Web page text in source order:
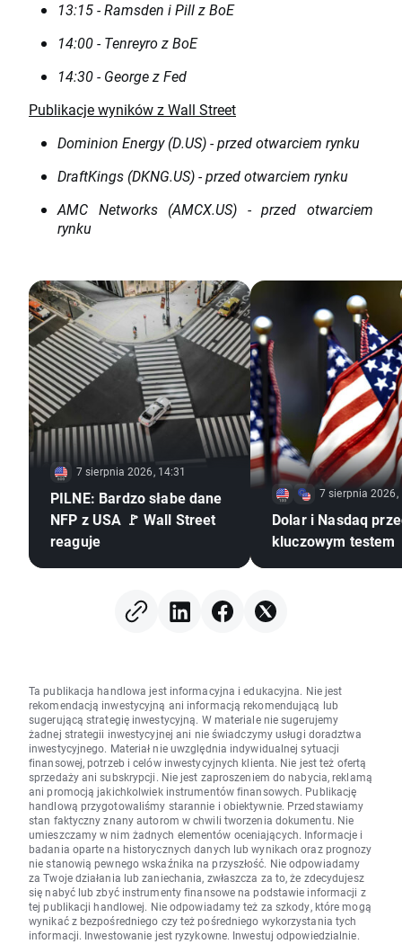
13:15 - Ramsden i Pill z BoE
14:00 - Tenreyro z BoE
14:30 - George z Fed
Publikacje wyników z Wall Street
Dominion Energy (D.US) - przed otwarciem rynku
DraftKings (DKNG.US) - przed otwarciem rynku
AMC Networks (AMCX.US) - przed otwarciem
rynku
7 sierpnia 2026, 14:31
PILNE: Bardzo słabe dane
NFP z USA 🚩 Wall Street
reaguje
7 sierpnia 2026,
Dolar i Nasdaq
kluczowym testem
Ta publikacja handlowa jest informacyjna i edukacyjna. Nie jest
rekomendacją inwestycyjną ani informacją rekomendującą lub
sugerującą strategię inwestycyjną. W materiale nie sugerujemy
żadnej strategii inwestycyjnej ani nie świadczymy usługi doradztwa
inwestycyjnego. Materiał nie uwzględnia indywidualnej sytuacji
finansowej, potrzeb i celów inwestycyjnych klienta. Nie jest też ofertą
sprzedaży ani subskrypcji. Nie jest zaproszeniem do nabycia, reklamą
ani promocją jakichkolwiek instrumentów finansowych. Publikację
handlową przygotowaliśmy starannie i obiektywnie. Przedstawiamy
stan faktyczny znany autorom w chwili tworzenia dokumentu. Nie
umieszczamy w nim żadnych elementów oceniających. Informacje i
badania oparte na historycznych danych lub wynikach oraz prognozy
nie stanowią pewnego wskaźnika na przyszłość. Nie odpowiadamy
za Twoje działania lub zaniechania, zwłaszcza za to, że zdecydujesz
się nabyć lub zbyć instrumenty finansowe na podstawie informacji z
tej publikacji handlowej. Nie odpowiadamy też za szkody, które mogą
wynikać z bezpośredniego czy też pośredniego wykorzystania tych
informacji. Inwestowanie jest ryzykowne. Inwestuj odpowiedzialnie.